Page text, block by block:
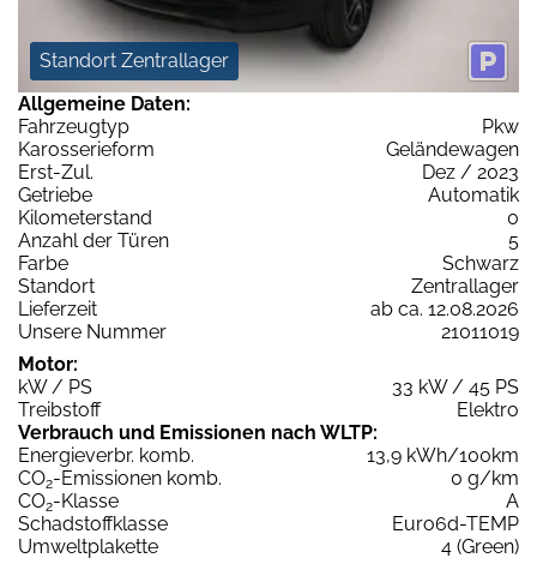
Standort Zentrallager
Allgemeine Daten:
Fahrzeugtyp
Pkw
Karosserieform
Geländewagen
Erst-Zul.
Dez / 2023
Getriebe
Automatik
Kilometerstand
0
Anzahl der Türen
5
Farbe
Schwarz
Standort
Zentrallager
Lieferzeit
ab ca. 12.08.2026
Unsere Nummer
21011019
Motor:
kW / PS
33 kW / 45 PS
Treibstoff
Elektro
Verbrauch und Emissionen nach WLTP:
Energieverbr. komb.
13,9 kWh/100km
CO2-Emissionen komb.
0 g/km
CO2-Klasse
A
Schadstoffklasse
Euro6d-TEMP
Umweltplakette
4 (Green)